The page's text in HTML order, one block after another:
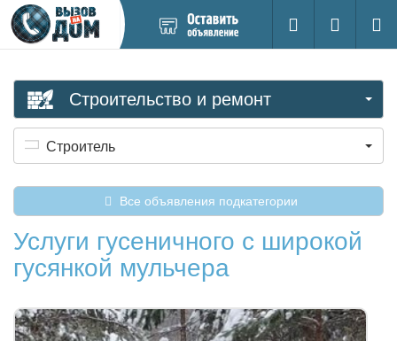
новое
Поиск
Вход на
Строительство и ремонт
Строитель
Все объявления подкатегории
Услуги гусеничного с широкой
гусянкой мульчера